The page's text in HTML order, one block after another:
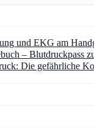
und EKG am
– Blutdruckpass
Die gefährliche